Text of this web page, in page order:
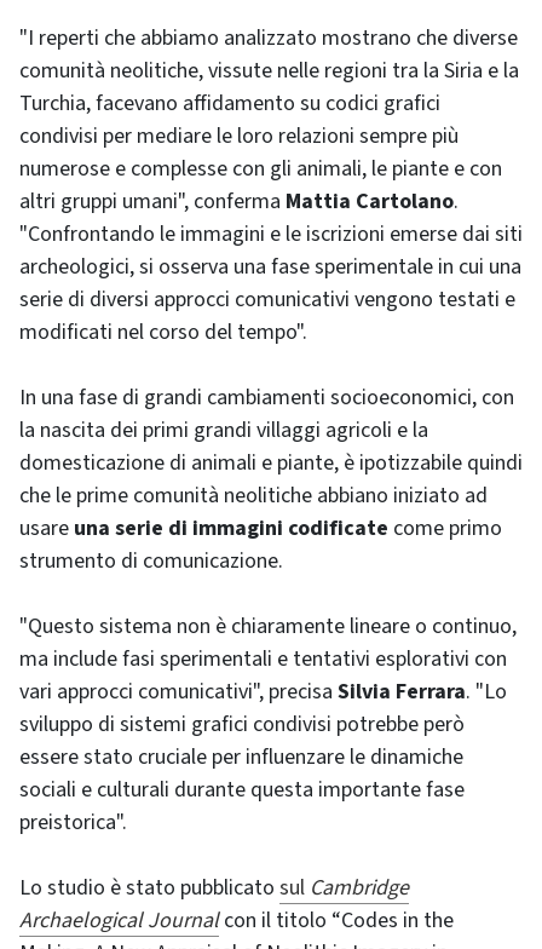
"I reperti che abbiamo analizzato mostrano che diverse
comunità neolitiche, vissute nelle regioni tra la Siria e la
Turchia, facevano affidamento su codici grafici
condivisi per mediare le loro relazioni sempre più
numerose e complesse con gli animali, le piante e con
altri gruppi umani", conferma Mattia Cartolano.
"Confrontando le immagini e le iscrizioni emerse dai siti
archeologici, si osserva una fase sperimentale in cui una
serie di diversi approcci comunicativi vengono testati e
modificati nel corso del tempo".
In una fase di grandi cambiamenti socioeconomici, con
la nascita dei primi grandi villaggi agricoli e la
domesticazione di animali e piante, è ipotizzabile quindi
che le prime comunità neolitiche abbiano iniziato ad
usare una serie di immagini codificate come primo
strumento di comunicazione.
"Questo sistema non è chiaramente lineare o continuo,
ma include fasi sperimentali e tentativi esplorativi con
vari approcci comunicativi", precisa Silvia Ferrara. "Lo
sviluppo di sistemi grafici condivisi potrebbe però
essere stato cruciale per influenzare le dinamiche
sociali e culturali durante questa importante fase
preistorica".
Lo studio è stato pubblicato sul Cambridge
Archaelogical Journalcon il titolo “Codes in the